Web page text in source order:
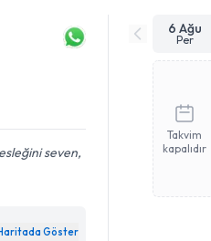
seven,
Göster
6 Ağu
Per
Takvim
kapalıdır